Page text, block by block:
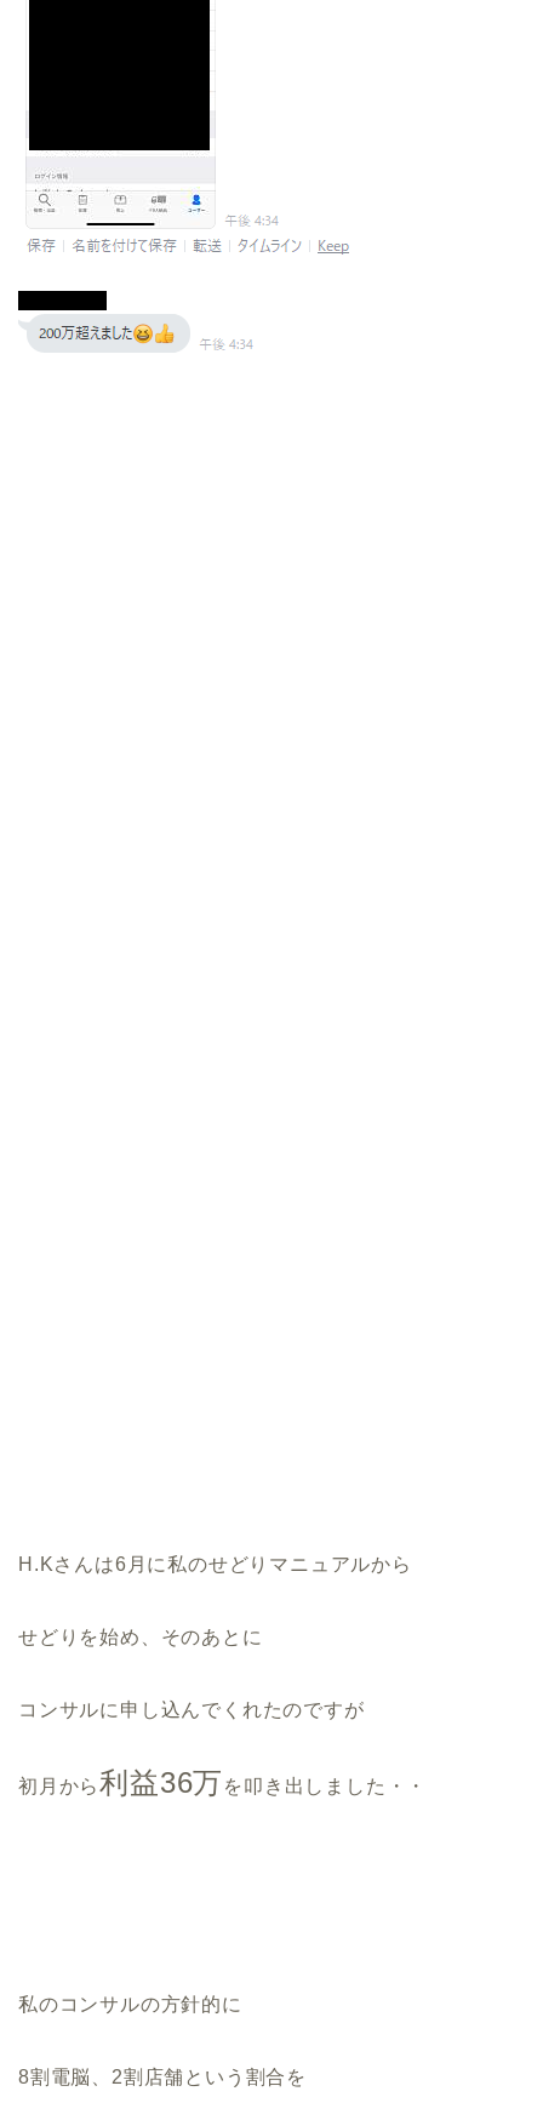
H.Kさんは6月に私のせどりマニュアルから
せどりを始め、そのあとに
コンサルに申し込んでくれたのですが
初月から利益36万 を叩き出しました・・
私のコンサルの方針的に
8割電脳、2割店舗という割合を